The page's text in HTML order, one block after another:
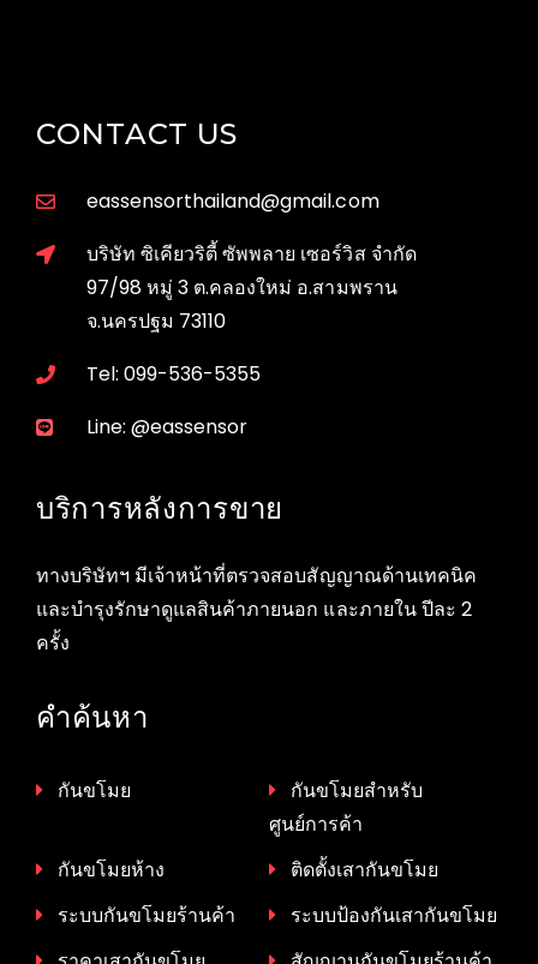
CONTACT US
eassensorthailand@gmail.com
บริษัท ซิเคียวริตี้ ซัพพลาย เซอร์วิส จำกัด
97/98 หมู่ 3 ต.คลองใหม่ อ.สามพราน
จ.นครปฐม 73110
Tel: 099-536-5355
Line: @eassensor
บริการหลังการขาย
ทางบริษัทฯ มีเจ้าหน้าที่ตรวจสอบสัญญาณด้านเทคนิค
และบำรุงรักษาดูแลสินค้าภายนอก และภายใน ปีละ 2
ครั้ง
คำค้นหา
กันขโมย
กันขโมยสำหรับ
ศูนย์การค้า
กันขโมยห้าง
ติดตั้งเสากันขโมย
ระบบกันขโมยร้านค้า
ระบบป้องกันเสากันขโมย